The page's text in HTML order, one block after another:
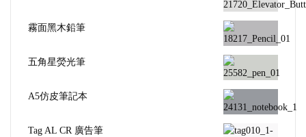
霧面黑木鉛筆
五角星熒光筆
A5仿皮筆記本
Tag AL CR 廣告筆